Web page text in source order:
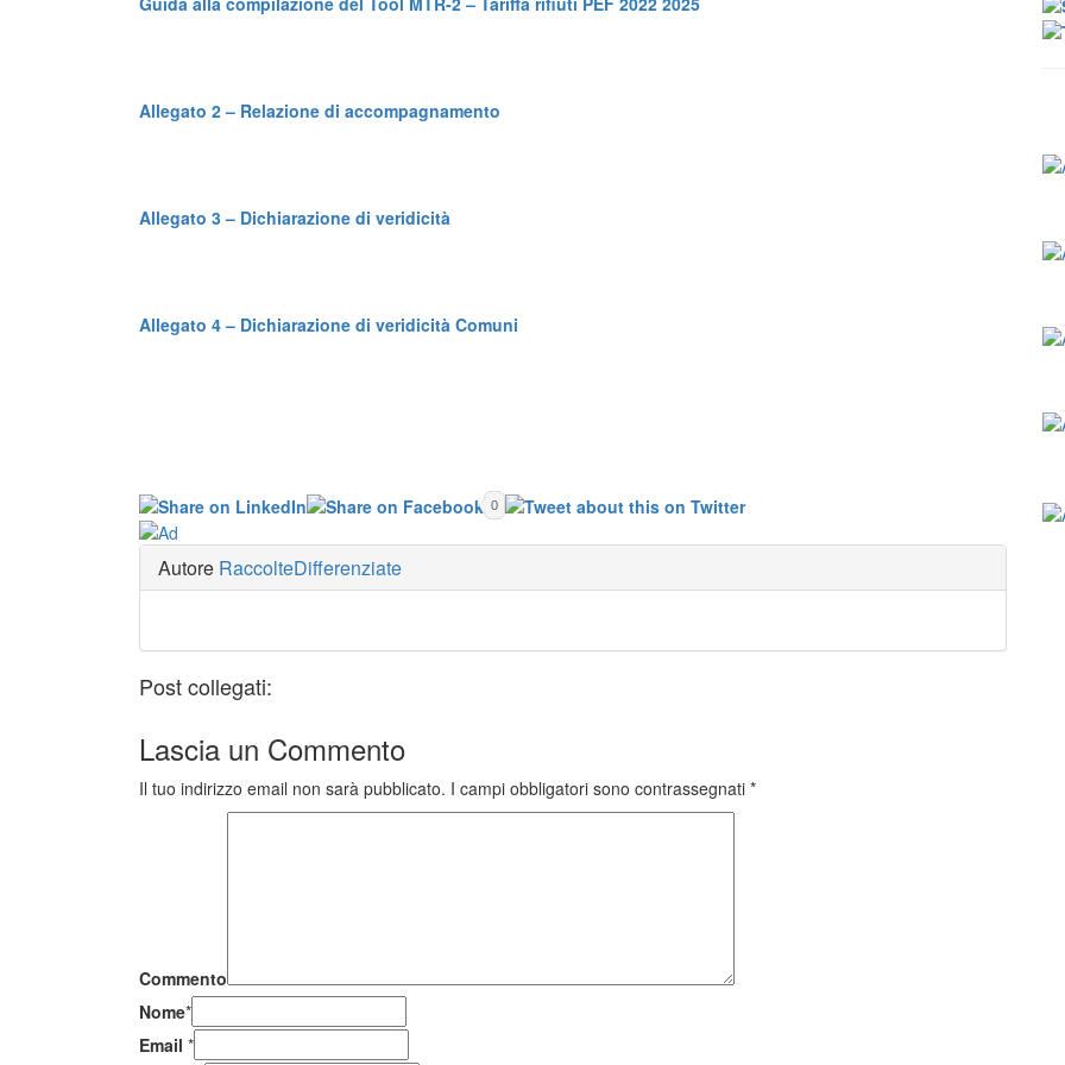
Allegato 2 – Relazione di accompagnamento
Allegato 3 – Dichiarazione di veridicità
Allegato 4 – Dichiarazione di veridicità Comuni
0
Autore RaccolteDifferenziate
Post collegati:
Lascia un Commento
Il tuo indirizzo email non sarà pubblicato. I campi obbligatori sono contrassegnati *
Commento
Nome*
Email *